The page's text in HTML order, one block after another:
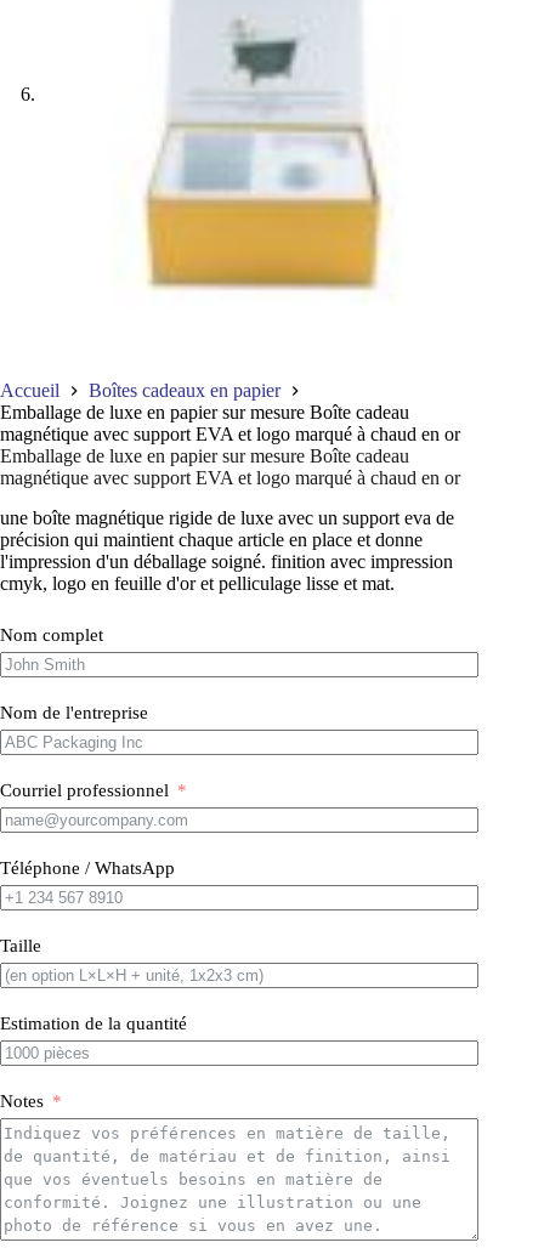
Accueil
Boîtes cadeaux en papier
Emballage de luxe en papier sur mesure Boîte cadeau
magnétique avec support EVA et logo marqué à chaud en or
Emballage de luxe en papier sur mesure Boîte cadeau
magnétique avec support EVA et logo marqué à chaud en or
une boîte magnétique rigide de luxe avec un support eva de
précision qui maintient chaque article en place et donne
l'impression d'un déballage soigné. finition avec impression
cmyk, logo en feuille d'or et pelliculage lisse et mat.
Nom complet
Nom de l'entreprise
Courriel professionnel
Téléphone / WhatsApp
Taille
Estimation de la quantité
Notes